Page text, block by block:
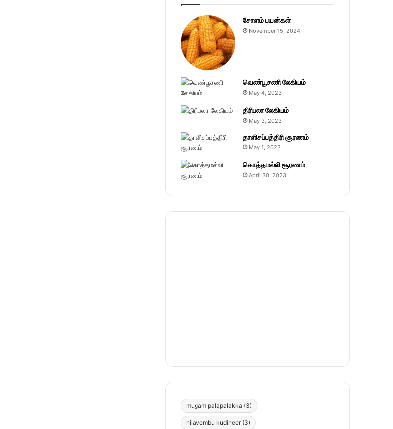
சோளம் பயன்கள்
November 15, 2024
வெண்பூசணி லேகியம்
May 4, 2023
திரிபலா லேகியம்
May 3, 2023
தாளிசப்பத்திரி சூரணம்
May 1, 2023
கொத்தமல்லி சூரணம்
April 30, 2023
mugam palapalakka (3)
nilavembu kudineer (3)